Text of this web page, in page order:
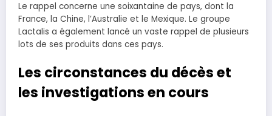
Le rappel concerne une soixantaine de pays, dont la
France, la Chine, l’Australie et le Mexique. Le groupe
Lactalis a également lancé un vaste rappel de plusieurs
lots de ses produits dans ces pays.
Les circonstances du décès et
les investigations en cours